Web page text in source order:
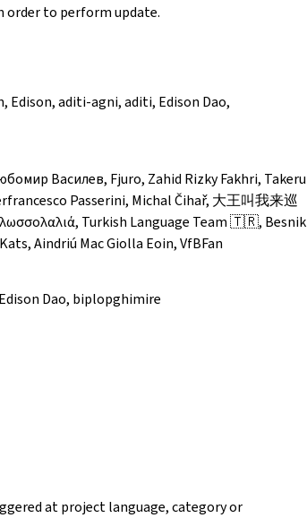
order to perform update.
Edison, aditi-agni, aditi, Edison Dao,
Василев, Fjuro, Zahid Rizky Fakhri, Takeru
Passerini, Michal Čihař, 大王叫我来巡
Turkish Language Team 🇹🇷, Besnik
Aindriú Mac Giolla Eoin, VfBFan
Dao, biplopghimire
at project language, category or